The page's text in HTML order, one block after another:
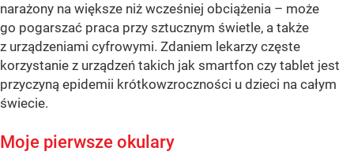
narażony na większe niż wcześniej obciążenia – może
go pogarszać praca przy sztucznym świetle, a także
z urządzeniami cyfrowymi. Zdaniem lekarzy częste
korzystanie z urządzeń takich jak smartfon czy tablet jest
przyczyną epidemii krótkowzroczności u dzieci na całym
świecie.
Moje pierwsze okulary